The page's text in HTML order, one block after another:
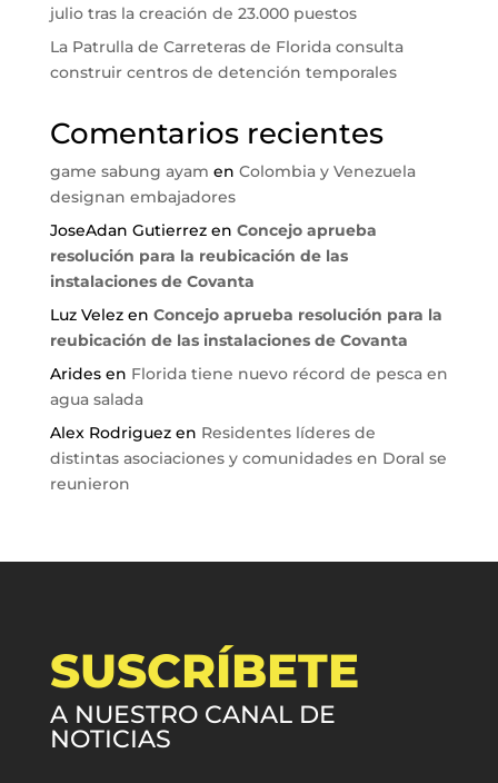
julio tras la creación de 23.000 puestos
La Patrulla de Carreteras de Florida consulta
construir centros de detención temporales
Comentarios recientes
game sabung ayam en Colombia y Venezuela
designan embajadores
JoseAdan Gutierrezen Concejo aprueba
resolución para la reubicación de las
instalaciones de Covanta
Luz Velezen Concejo aprueba resolución para la
reubicación de las instalaciones de Covanta
Aridesen Florida tiene nuevo récord de pesca en
agua salada
Alex Rodriguezen Residentes líderes de
distintas asociaciones y comunidades en Doral se
reunieron
SUSCRÍBETE
A NUESTRO CANAL DE
NOTICIAS